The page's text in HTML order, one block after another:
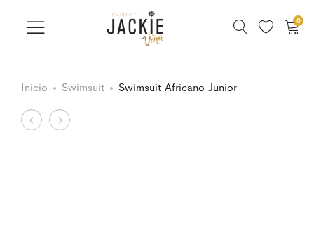
0
Inicio Swimsuit Swimsuit Africano Junior
Product
Triquini
Triquini